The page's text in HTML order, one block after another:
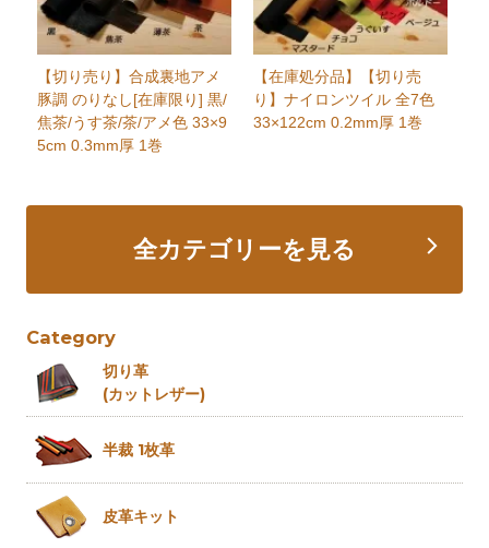
【切り売り】合成裏地アメ
豚調 のりなし[在庫限り] 黒/
焦茶/うす茶/茶/アメ色 33×9
5cm 0.3mm厚 1巻
【在庫処分品】【切り売
り】ナイロンツイル 全7色
33×122cm 0.2mm厚 1巻
全カテゴリーを見る
Category
切り革
(カットレザー)
半裁 1枚革
皮革キット